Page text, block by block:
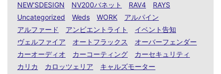
NEW‘SDESIGN
NV200バネット RAV4
RAYS
Uncategorized
Weds WORK
アルパイン
アルファード
アンビエントライト
イベント告知
ヴェルファイア
オートフラックス
オーバーフェンダー
カーオーディオ
カーコーティング
カーセキュリティ
カリカ
カロッツェリア
キャルズモーター